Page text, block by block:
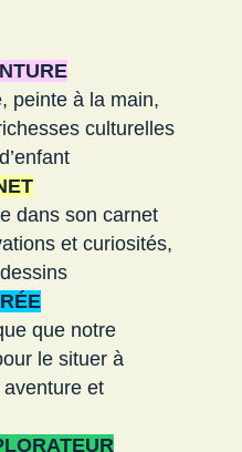
peinte à la main,
culturelles
dans son carnet
et curiosités,
que notre
le situer à
et